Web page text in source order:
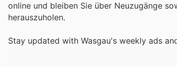
online und bleiben Sie über Neuzugänge
herauszuholen.
Stay updated with Wasgau's weekly ads